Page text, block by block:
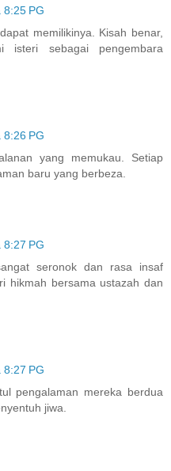
PG
memilikinya. Kisah benar,
isteri sebagai pengembara
PG
yang memukau. Setiap
baru yang berbeza.
PG
seronok dan rasa insaf
hikmah bersama ustazah dan
PG
pengalaman mereka berdua
jiwa.